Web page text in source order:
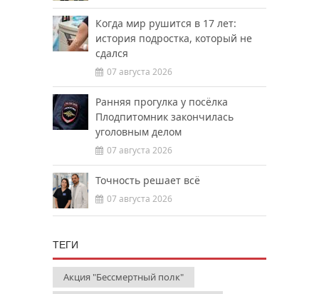
Когда мир рушится в 17 лет:
история подростка, который не
сдался
07 августа 2026
Ранняя прогулка у посёлка
Плодпитомник закончилась
уголовным делом
07 августа 2026
Точность решает всё
07 августа 2026
ТЕГИ
Акция "Бессмертный полк"